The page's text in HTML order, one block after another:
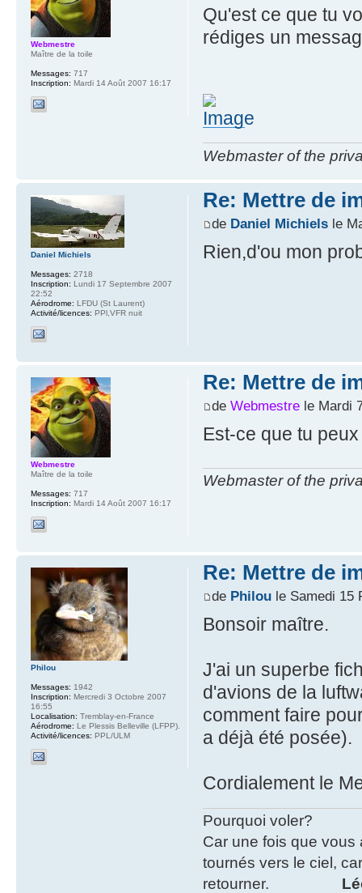
Qu'est ce que tu
rédiges un
Webmaster of the
Webmestre
Maître de la toile
Messages: 717
Inscription: Mardi 14 Août 2007 16:17
Re: Mettre de
de Daniel Michielsle
Rien,d'ou mon
Daniel Michiels
Messages: 2718
Inscription: Lundi 17 Septembre 2007
22:52
Aérodrome: LFDU (St Laurent)
Activité/licences: PPl,VFR nuit
Re: Mettre de
de Webmestrele Mardi
Est-ce que tu
Webmaster of the
Webmestre
Maître de la toile
Messages: 717
Inscription: Mardi 14 Août 2007 16:17
Re: Mettre de
de Philoule Samedi 15
Bonsoir maître.
J'ai un superbe
d'avions de la
comment faire
a déjà été posée).
Cordialement le
Pourquoi voler?
Car une fois que
tournés vers le ciel,
retourner.
Philou
Messages: 1942
Inscription: Mercredi 3 Octobre 2007
16:55
Localisation: Tremblay-en-France
Aérodrome: Le Plessis Belleville (LFPP).
Activité/licences: PPL/ULM